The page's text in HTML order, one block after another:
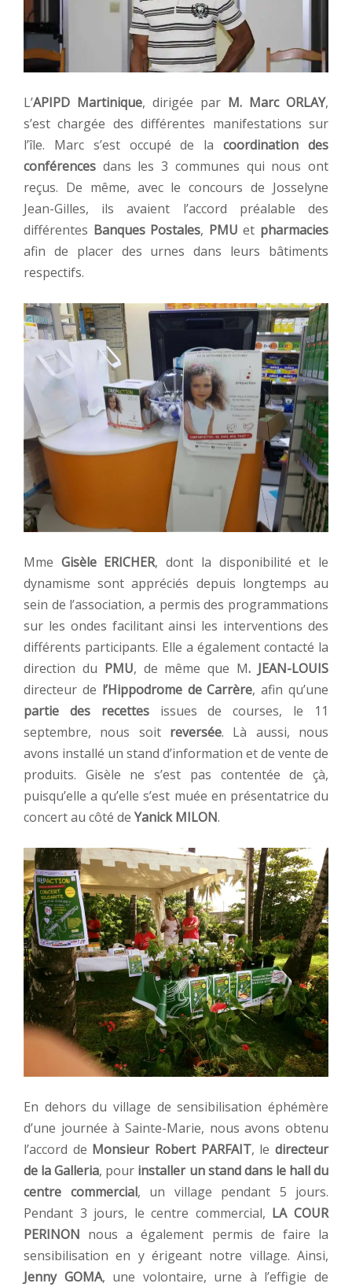
L’APIPD Martinique, dirigée par M. Marc ORLAY,
s’est chargée des différentes manifestations sur
l’île. Marc s’est occupé de lacoordination des
conférences dans les 3 communes qui nous ont
reçus. De même, avec le concours de Josselyne
Jean-Gilles, ils avaient l’accord préalable des
différentes Banques Postales, PMU et pharmacies
afin de placer des urnes dans leurs bâtiments
respectifs.
Mme Gisèle ERICHER, dont la disponibilité et le
dynamisme sont appréciés depuis longtemps au
sein de l’association, a permis des programmations
sur les ondes facilitant ainsi les interventions des
différents participants. Elle a également contacté la
direction du PMU, de même que M. JEAN-LOUIS
directeur de l’Hippodrome de Carrère, afin qu’une
partie des recettesissues de courses, le 11
septembre, nous soit reversée. Là aussi, nous
avons installé un stand d’information et de vente de
produits. Gisèle ne s’est pas contentée de çà,
puisqu’elle a qu’elle s’est muée en présentatrice du
concert au côté de Yanick MILON.
En dehors du village de sensibilisation éphémère
d’une journée à Sainte-Marie, nous avons obtenu
l’accord de Monsieur Robert PARFAIT, ledirecteur
de la Galleria, pour installer un stand dans le hall du
centre commercial, un village pendant 5 jours.
Pendant 3 jours, le centre commercial, LA COUR
PERINON nous a également permis de faire la
sensibilisation en y érigeant notre village. Ainsi,
Jenny GOMA, une volontaire, urne à l’effigie de